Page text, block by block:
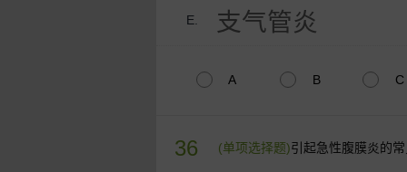
E. 支气管炎
A B C
36 (单项选择题)引起急性腹膜炎的